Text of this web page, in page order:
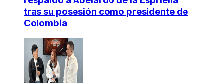
tras su posesión como presidente de
Colombia